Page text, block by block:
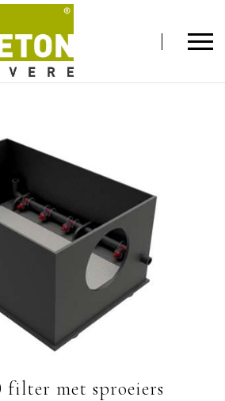
filter met sproeiers